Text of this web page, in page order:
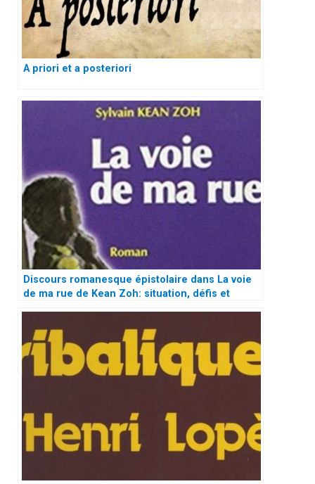
A priori et a posteriori
Discours romanesque épistolaire dans La voie
de ma rue de Kean Zoh: situation, défis et